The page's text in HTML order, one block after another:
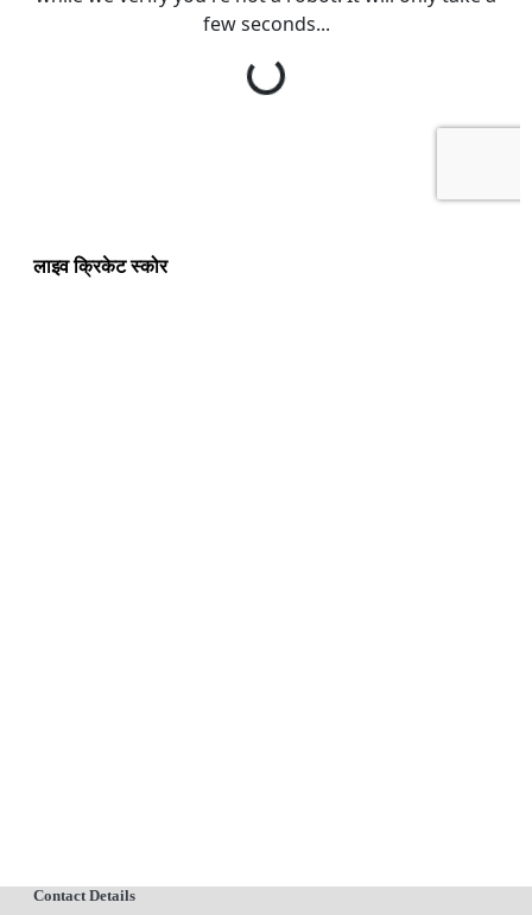
लाइव क्रिकेट स्कोर
Contact Details